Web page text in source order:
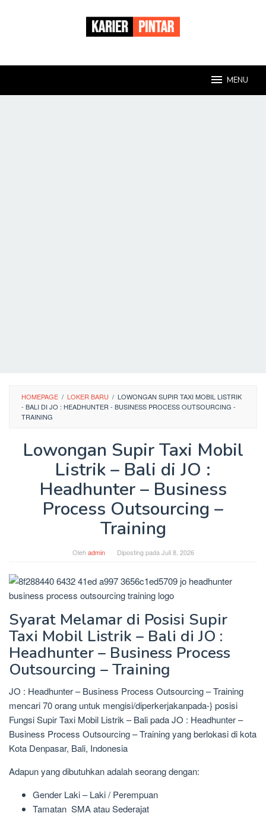
MENU
HOMEPAGE / LOKER BARU / LOWONGAN SUPIR TAXI MOBIL LISTRIK
- BALI DI JO : HEADHUNTER - BUSINESS PROCESS OUTSOURCING -
TRAINING
Lowongan Supir Taxi Mobil
Listrik – Bali di JO :
Headhunter – Business
Process Outsourcing –
Training
Olehadmin Diposting pada Juli 8, 2026
Syarat Melamar di Posisi Supir
Taxi Mobil Listrik – Bali di JO :
Headhunter – Business Process
Outsourcing – Training
JO : Headhunter – Business Process Outsourcing – Training
mencari 70 orang untuk mengisi/diperkerjakanpada-} posisi
Fungsi Supir Taxi Mobil Listrik – Bali pada JO : Headhunter –
Business Process Outsourcing – Training yang berlokasi di kota
Kota Denpasar, Bali, Indonesia
Adapun yang dibutuhkan adalah seorang dengan:
Gender Laki – Laki / Perempuan
Tamatan SMA atau Sederajat